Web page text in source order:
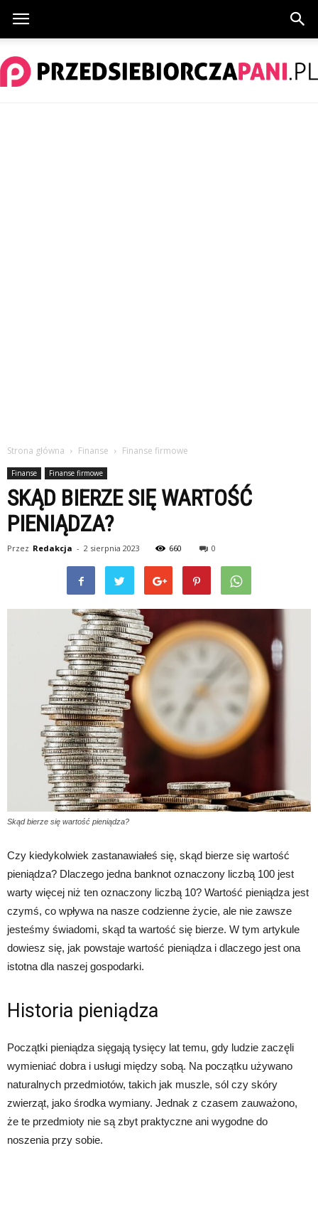
Strona główna Finanse Finanse firmowe
Finanse Finanse firmowe
SKĄD BIERZE SIĘ WARTOŚĆ
PIENIĄDZA?
Przez Redakcja - 2 sierpnia 2023 660 0
Skąd bierze się wartość pieniądza?
Czy kiedykolwiek zastanawiałeś się, skąd bierze się wartość
pieniądza? Dlaczego jedna banknot oznaczony liczbą 100 jest
warty więcej niż ten oznaczony liczbą 10? Wartość pieniądza jest
czymś, co wpływa na nasze codzienne życie, ale nie zawsze
jesteśmy świadomi, skąd ta wartość się bierze. W tym artykule
dowiesz się, jak powstaje wartość pieniądza i dlaczego jest ona
istotna dla naszej gospodarki.
Historia pieniądza
Początki pieniądza sięgają tysięcy lat temu, gdy ludzie zaczęli
wymieniać dobra i usługi między sobą. Na początku używano
naturalnych przedmiotów, takich jak muszle, sól czy skóry
zwierząt, jako środka wymiany. Jednak z czasem zauważono,
że te przedmioty nie są zbyt praktyczne ani wygodne do
noszenia przy sobie.